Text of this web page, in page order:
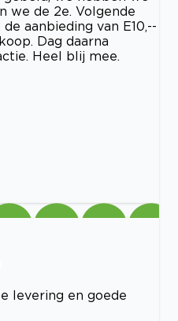
we de 2e. Volgende
aanbieding van E10,--
Dag daarna
Heel blij mee.
levering en goede